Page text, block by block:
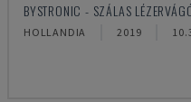
BYSTRONIC - SZÁLAS
HOLLANDIA 2019